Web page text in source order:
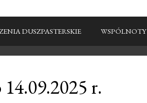
DUSZPASTERSKIE WSPÓLNOTY
r.